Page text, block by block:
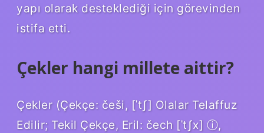
yapı olarak desteklediği için görevinden
istifa etti.
Çekler hangi millete aittir?
Çekler (Çekçe: češi, [ˈtʃ] Olalar Telaffuz
Edilir; Tekil Çekçe, Eril: čech [ˈtʃx] ⓘ,